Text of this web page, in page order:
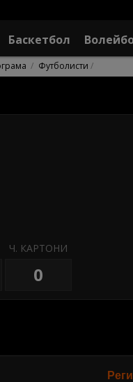
Баскетбол
Футболисти
Ч. КАРТОНИ
0